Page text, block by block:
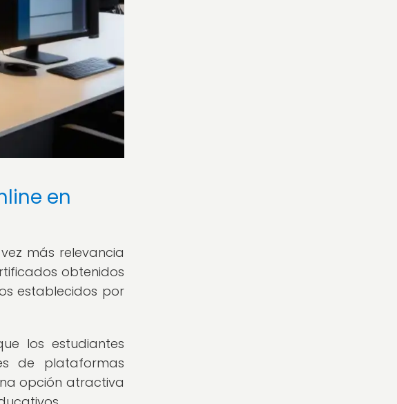
en
más relevancia
obtenidos
establecidos por
los estudiantes
de plataformas
opción atractiva